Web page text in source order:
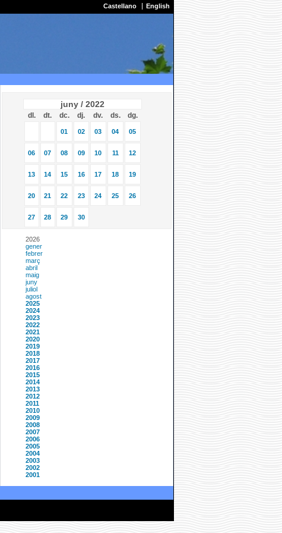
Castellano English
juny / 2022
dl. dt. dc. dj. dv. ds. dg.
01 02 03 04 05
06 07 08 09 10 11 12
13 14 15 16 17 18 19
20 21 22 23 24 25 26
27 28 29 30
2026
gener
febrer
març
abril
maig
juny
juliol
agost
2025
2024
2023
2022
2021
2020
2019
2018
2017
2016
2015
2014
2013
2012
2011
2010
2009
2008
2007
2006
2005
2004
2003
2002
2001